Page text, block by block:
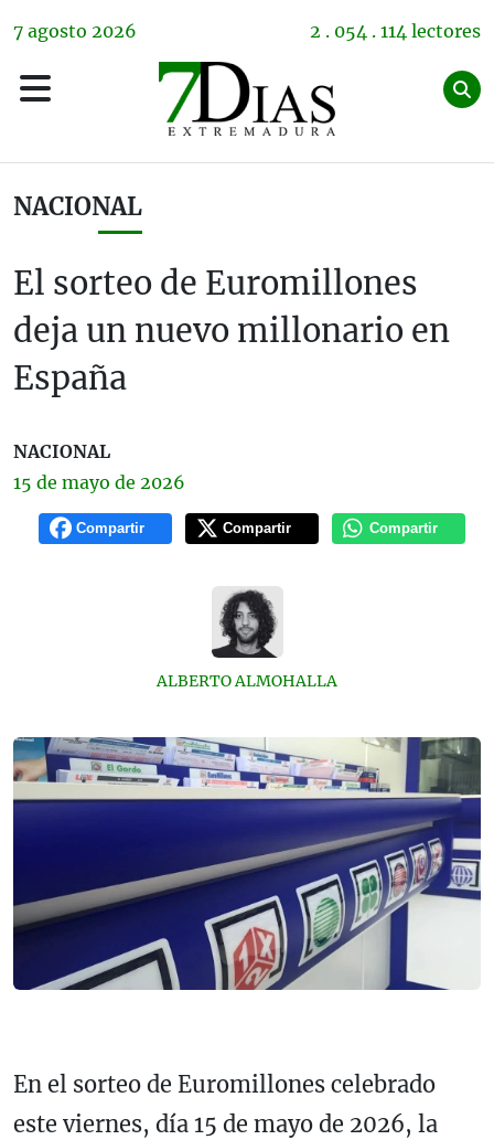
7 agosto 2026 2 . 054 . 114 lectores
NACIONAL
El sorteo de Euromillones
deja un nuevo millonario en
España
NACIONAL
15 de mayo de 2026
Compartir Compartir Compartir
ALBERTO ALMOHALLA
En el sorteo de Euromillones celebrado
este viernes, día 15 de mayo de 2026, la